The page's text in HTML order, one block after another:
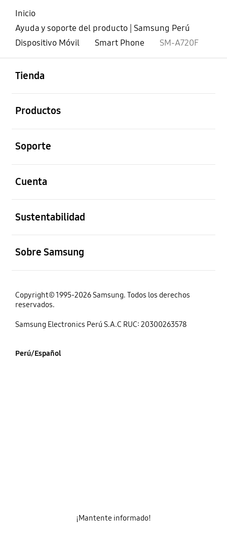
Inicio
Ayuda y soporte del producto | Samsung Perú
Dispositivo Móvil
Smart Phone SM-A720F
Tienda
Productos
Soporte
Cuenta
Sustentabilidad
Sobre Samsung
Copyright© 1995-2026 Samsung. Todos los derechos
reservados.
Samsung Electronics Perú S.A.C RUC: 20300263578
Perú/Español
¡Mantente informado!